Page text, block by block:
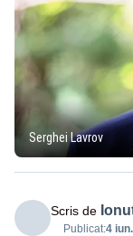
Serghei Lavrov
Scris de
Publicat:4